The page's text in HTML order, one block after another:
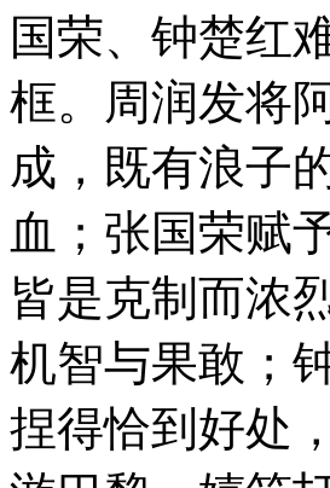
国荣、钟楚红
框。周润发将
成，既有浪子
血；张国荣赋
皆是克制而浓
机智与果敢；
捏得恰到好处